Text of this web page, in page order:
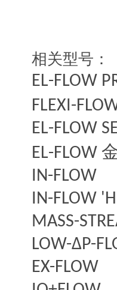
相关型号：
EL-FLOW
FLEXI-
EL-FLOW
EL-FLOW
IN-FLOW
IN-FLOW
MASS-
LOW-ΔP-
EX-FLOW